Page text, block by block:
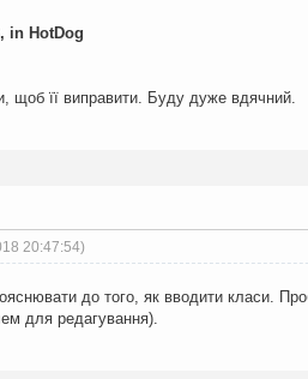
in HotDog
щоб її виправити. Буду дуже вдячний.
20:47:54)
до того, як вводити класи.
для редагування).